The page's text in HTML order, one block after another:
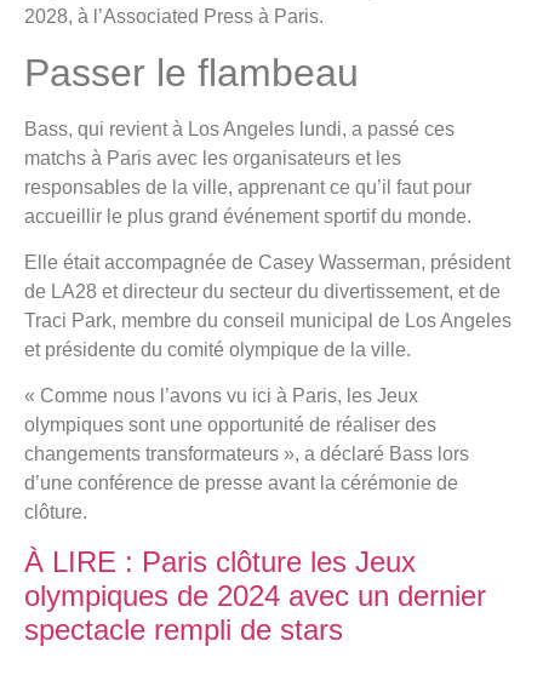
2028, à l’Associated Press à Paris.
Passer le flambeau
Bass, qui revient à Los Angeles lundi, a passé ces
matchs à Paris avec les organisateurs et les
responsables de la ville, apprenant ce qu’il faut pour
accueillir le plus grand événement sportif du monde.
Elle était accompagnée de Casey Wasserman, président
de LA28 et directeur du secteur du divertissement, et de
Traci Park, membre du conseil municipal de Los Angeles
et présidente du comité olympique de la ville.
« Comme nous l’avons vu ici à Paris, les Jeux
olympiques sont une opportunité de réaliser des
changements transformateurs », a déclaré Bass lors
d’une conférence de presse avant la cérémonie de
clôture.
À LIRE : Paris clôture les Jeux
olympiques de 2024 avec un dernier
spectacle rempli de stars